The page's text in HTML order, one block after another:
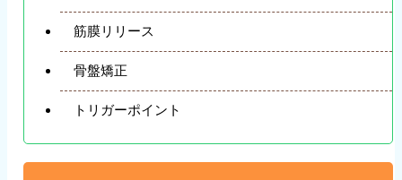
筋膜リリース
骨盤矯正
トリガーポイント